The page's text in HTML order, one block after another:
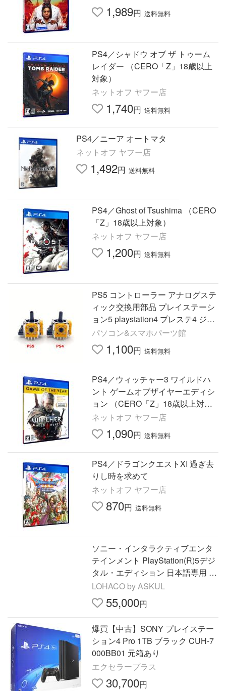
1,989円 送料無料
PS4／シャドウ オブ ザ トゥーム
レイダー （CERO「Z」18歳以上
対象）
ネットオフ ヤフー店
1,740円 送料無料
PS4／ニーア オートマタ
ネットオフ ヤフー店
1,492円 送料無料
PS4／Ghost of Tsushima （CERO
「Z」18歳以上対象）
ネットオフ ヤフー店
1,200円 送料無料
PS5 コントローラー アナログステ
ィック交換用部品 プレイステーシ
ョン5 playstation4 プレステ4 ジョ
イスティック DualSense ポテンシ
ョメーター メール便対応
パソコン&スマホパーツ館
1,100円 送料無料
PS4／ウィッチャー3 ワイルドハ
ント ゲームオブザイヤーエディシ
ョン （CERO「Z」18歳以上対
象）
ネットオフ ヤフー店
1,090円 送料無料
PS4／ドラゴンクエストXI 過ぎ去
りし時を求めて
ネットオフ ヤフー店
870円 送料無料
ソニー・インタラクティブエンタ
テインメント PlayStation(R)5デジ
タル・エディション 日本語専用 C
FI-2200B01 1台
LOHACO by ASKUL
55,000円
爆買【中古】SONY プレイステー
ション4 Pro 1TB ブラック CUH-7
000BB01 元箱あり
エクセラープラス
30,700円